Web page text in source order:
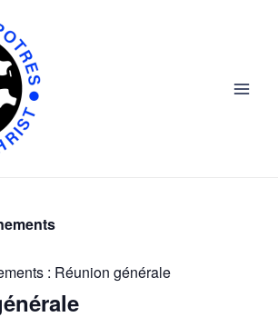
: Réunion générale